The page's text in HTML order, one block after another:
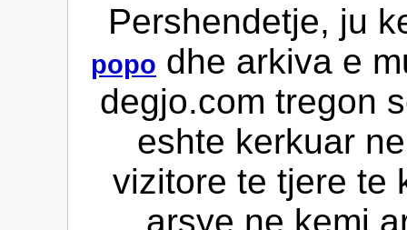
Pershendetje, ju
popo dhe arkiva e
degjo.com tregon
eshte kerkuar
vizitore te tjere te
arsye ne kemi